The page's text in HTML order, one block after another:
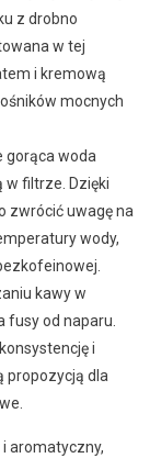
z drobno
w tej
i kremową
mocnych
gorąca woda
filtrze. Dzięki
zwrócić uwagę na
wody,
kawy w
fusy od naparu.
i
propozycją dla
aromatyczny,